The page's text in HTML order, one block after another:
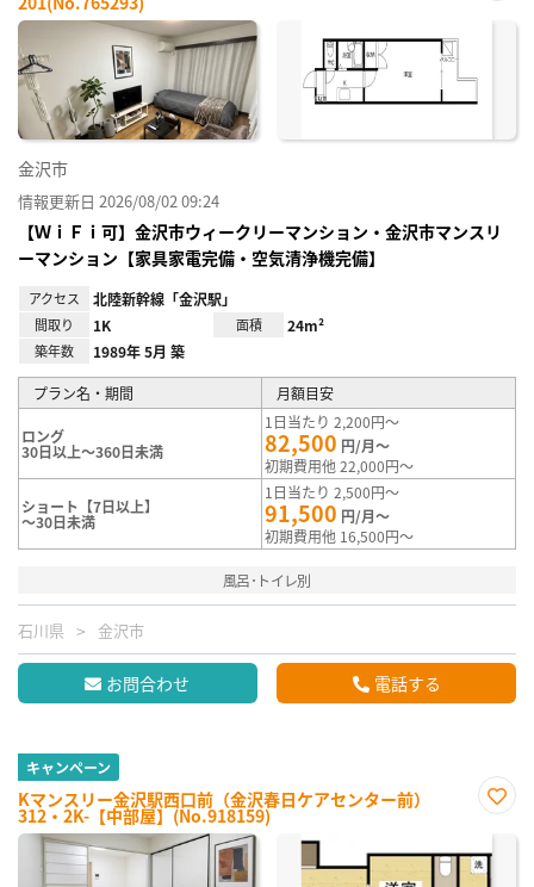
に入
金沢市
情報更新日 2026/08/02 09:24
【ＷｉＦｉ可】金沢市ウィークリーマンション・金沢市マンスリ
ーマンション【家具家電完備・空気清浄機完備】
アクセス 北陸新幹線「金沢駅」
間取り 1K 面積 24m²
築年数 1989年 5月 築
プラン名・期間 月額目安
ロング
30日以上～360日未満
1日当たり 2,200円～
82,500 円/月～
初期費用他 22,000円～
ショート【7日以上】
～30日未満
1日当たり 2,500円～
91,500 円/月～
初期費用他 16,500円～
風呂･トイレ別
石川県 金沢市
お問合わせ 電話する
キャンペーン
Kマンスリー金沢駅西口前（金沢春日ケアセンター前）
312・2K-【中部屋】(No.918159)
に入
り登
録